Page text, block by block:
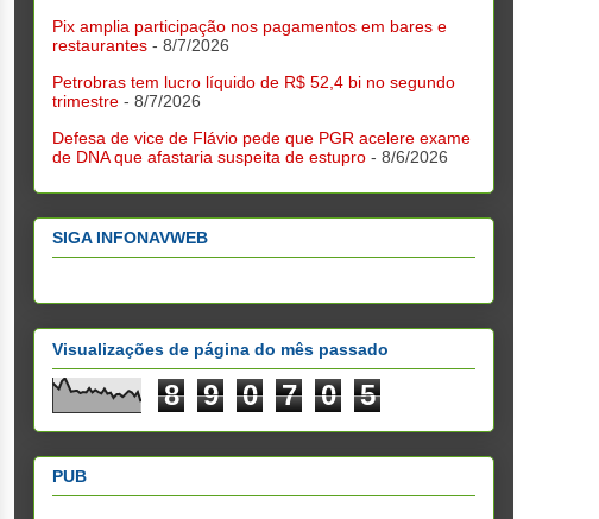
Pix amplia participação nos pagamentos em bares e
restaurantes - 8/7/2026
Petrobras tem lucro líquido de R$ 52,4 bi no segundo
trimestre - 8/7/2026
Defesa de vice de Flávio pede que PGR acelere exame
de DNA que afastaria suspeita de estupro - 8/6/2026
SIGA INFONAVWEB
Visualizações de página do mês passado
8 9 0 7 0 5
PUB